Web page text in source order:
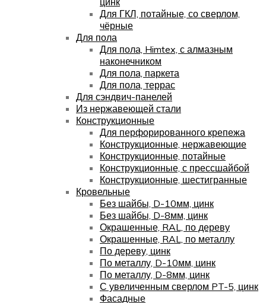
Для ГКЛ, потайные, со сверлом,
чёрные
Для пола
Для пола, Himtex, с алмазным
наконечником
Для пола, паркета
Для пола, террас
Для сэндвич-панелей
Из нержавеющей стали
Конструкционные
Для перфорированного крепежа
Конструкционные, нержавеющие
Конструкционные, потайные
Конструкционные, с прессшайбой
Конструкционные, шестигранные
Кровельные
Без шайбы, D-10мм, цинк
Без шайбы, D-8мм, цинк
Окрашенные, RAL, по дереву
Окрашенные, RAL, по металлу
По дереву, цинк
По металлу, D-10мм, цинк
По металлу, D-8мм, цинк
С увеличенным сверлом PT-5, цинк
Фасадные